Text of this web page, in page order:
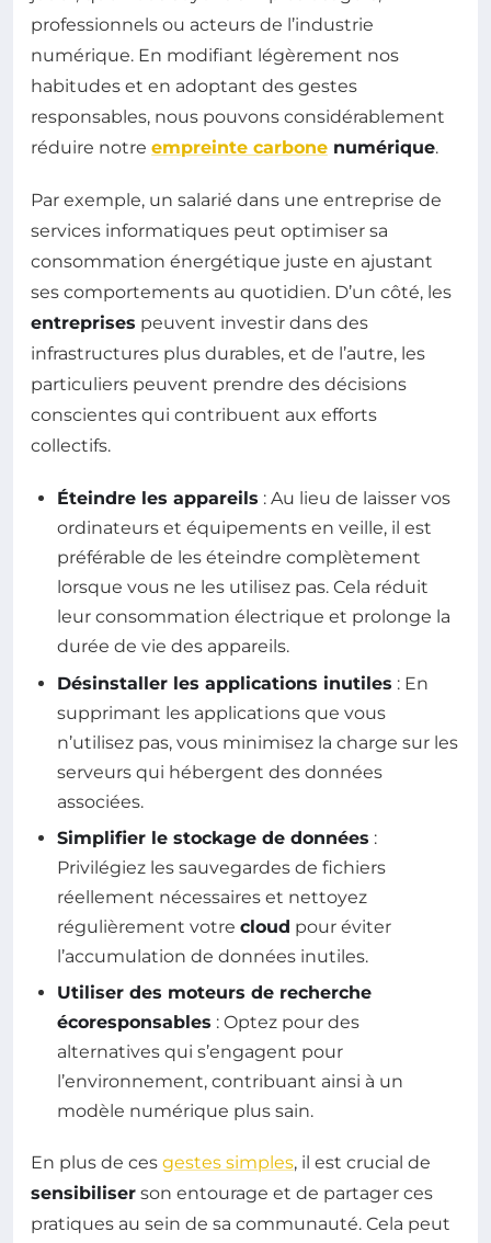
professionnels ou acteurs de l’industrie
numérique. En modifiant légèrement nos
habitudes et en adoptant des gestes
responsables, nous pouvons considérablement
réduire notre empreinte carbone numérique.
Par exemple, un salarié dans une entreprise de
services informatiques peut optimiser sa
consommation énergétique juste en ajustant
ses comportements au quotidien. D’un côté, les
entreprises peuvent investir dans des
infrastructures plus durables, et de l’autre, les
particuliers peuvent prendre des décisions
conscientes qui contribuent aux efforts
collectifs.
Éteindre les appareils : Au lieu de laisser vos
ordinateurs et équipements en veille, il est
préférable de les éteindre complètement
lorsque vous ne les utilisez pas. Cela réduit
leur consommation électrique et prolonge la
durée de vie des appareils.
Désinstaller les applications inutiles : En
supprimant les applications que vous
n’utilisez pas, vous minimisez la charge sur les
serveurs qui hébergent des données
associées.
Simplifier le stockage de données :
Privilégiez les sauvegardes de fichiers
réellement nécessaires et nettoyez
régulièrement votre cloud pour éviter
l’accumulation de données inutiles.
Utiliser des moteurs de recherche
écoresponsables : Optez pour des
alternatives qui s’engagent pour
l’environnement, contribuant ainsi à un
modèle numérique plus sain.
En plus de ces gestes simples, il est crucial de
sensibiliser son entourage et de partager ces
pratiques au sein de sa communauté. Cela peut